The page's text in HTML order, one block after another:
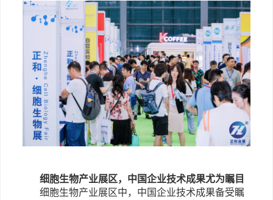
细胞生物产业展区， 中国企业技术成果尤为瞩目
细胞生物产业展区中，中国企业技术成果备受瞩